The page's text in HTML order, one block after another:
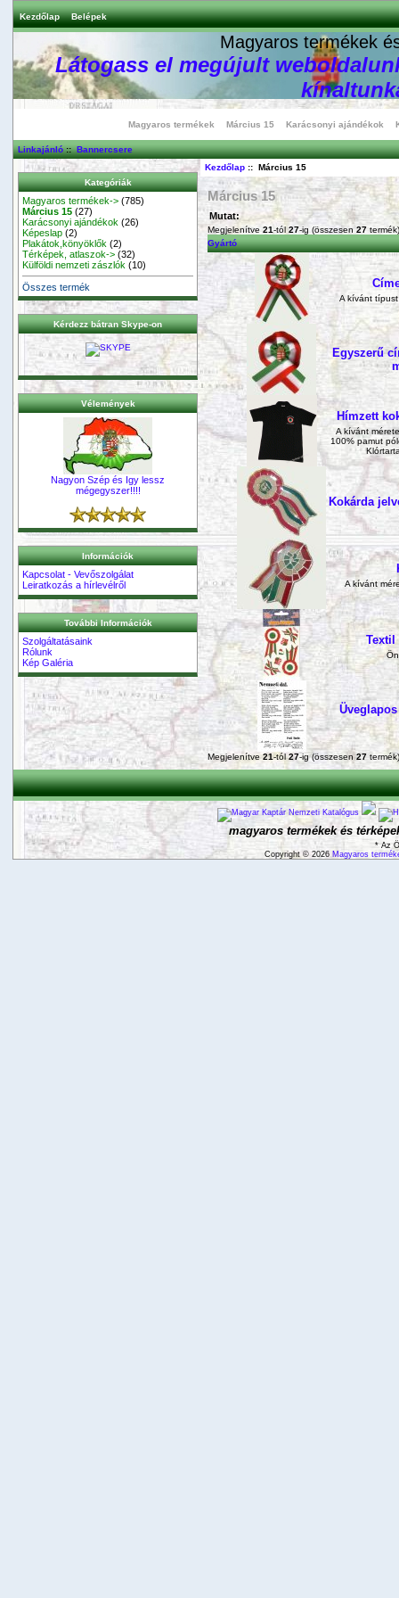
Kezdőlap Belépek
Magyaros termékek
Látogass el megújult
Magyaros termékek Március 15 Karácsonyi ajándékok
Linkajánló::Bannercsere
Kategóriák
Magyaros termékek-> (785)
Március 15 (27)
Karácsonyi ajándékok (26)
Képeslap (2)
Plakátok,könyöklők (2)
Térképek, atlaszok-> (32)
Külföldi nemzeti zászlók (10)
Összes termék
Kérdezz bátran Skype-on
Vélemények
Nagyon Szép és Igy lessz
mégegyszer!!!!
Információk
Kapcsolat - Vevőszolgálat
Leiratkozás a hírlevélről
További Információk
Szolgáltatásaink
Rólunk
Kép Galéria
Kezdőlap:: Március 15
Március 15
Mutat:
Megjelenítve 21-tól 27-ig (összesen27 termék)
Gyártó
A kívánt
Egyszerű
Hímzett
A kívánt
100% pamut
Kokárda
A kívánt
Textil
Megjelenítve21-tól27-ig (összesen 27 termék)
magyaros termékek és
* Az
Copyright © 2026 Magyaros